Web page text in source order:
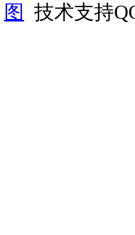
图
技术支持